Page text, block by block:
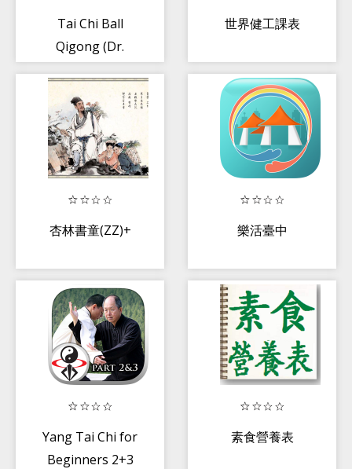
Tai Chi Ball
Qigong (Dr.
世界健工課表
杏林書童(ZZ)+ 樂活臺中
Yang Tai Chi for
Beginners 2+3
素食營養表